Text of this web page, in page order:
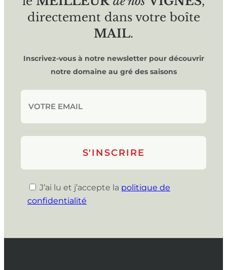
directement dans votre boîte
MAIL.
Inscrivez-vous à notre newsletter pour découvrir
notre domaine au gré des saisons
J’ai lu et j’accepte la politique de
confidentialité